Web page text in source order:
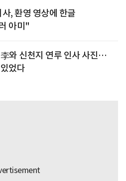
, 환영 영상에 한글
아미"
와 신천지 연루 인사 사진…
었다